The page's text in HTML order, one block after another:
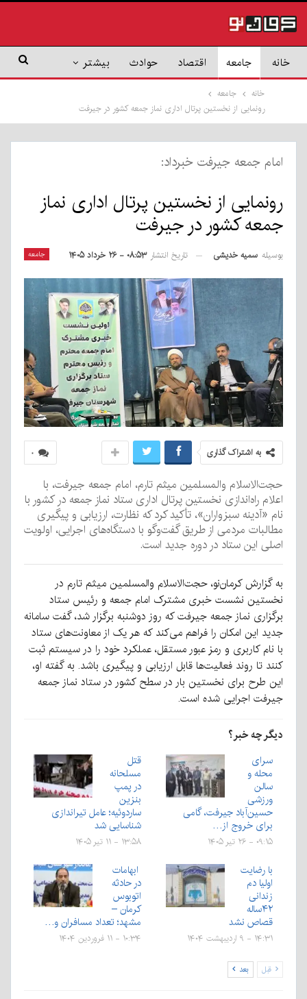
خانه جامعه اقتصاد حوادث بیشتر
خانه
جامعه
رونمایی از نخستین پرتال اداری نماز جمعه کشور در جیرفت
امام جمعه جیرفت خبرداد:
رونمایی از نخستین پرتال اداری نماز
جمعه کشور در جیرفت
جامعه بوسیله سمیه خدیشی تاریخ انتشار ۰۸:۵۳ - ۲۶ خرداد ۱۴۰۵
۰ به اشتراک گذاری
حجت‌الاسلام والمسلمین میثم تارم، امام جمعه جیرفت، با
اعلام راه‌اندازی نخستین پرتال اداری ستاد نماز جمعه در کشور با
نام «آدینه سبزواران»، تأکید کرد که نظارت، ارزیابی و پیگیری
مطالبات مردمی از طریق گفت‌وگو با دستگاه‌های اجرایی، اولویت
اصلی این ستاد در دوره جدید است.
به گزارش کرمان‌نو، حجت‌الاسلام والمسلمین میثم تارم در
نخستین نشست خبری مشترک امام جمعه و رئیس ستاد
برگزاری نماز جمعه جیرفت که روز دوشنبه برگزار شد، گفت سامانه
جدید این امکان را فراهم می‌کند که هر یک از معاونت‌های ستاد
با نام کاربری و رمز عبور مستقل، عملکرد خود را در سیستم ثبت
کنند تا روند فعالیت‌ها قابل ارزیابی و پیگیری باشد. به گفته او،
این طرح برای نخستین بار در سطح کشور در ستاد نماز جمعه
جیرفت اجرایی شده است.
دیگر چه خبر؟
سرای
محله و
سالن
ورزشی
حسین‌آباد جیرفت، گامی
برای خروج از…
۰۹:۱۵ - ۲۶ تیر ۱۴۰۵
قتل
مسلحانه
در پمپ
بنزین
ساردوئیه؛ عامل تیراندازی
شناسایی شد
۱۳:۵۸ - ۱۱ تیر ۱۴۰۵
با رضایت
اولیا دم
زندانی
۴۲ساله
قصاص نشد
۱۴:۳۱ - ۹ اردیبهشت ۱۴۰۴
ابهامات
در حادثه
اتوبوس
کرمان –
مشهد؛ تعداد مسافران و…
۱۰:۳۴ - ۱۱ فروردین ۱۴۰۴
قبل بعد